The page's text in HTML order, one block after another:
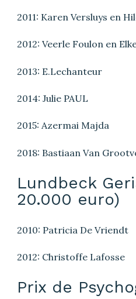
2011: Karen Versluys en
2012: Veerle Foulon en
2013: E.Lechanteur
2014: Julie PAUL
2015: Azermai Majda
2018: Bastiaan Van
Lundbeck
20.000 euro)
2010: Patricia De Vriendt
2012: Christoffe Lafosse
Prix de